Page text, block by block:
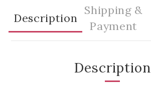
Description
Shipping &
Payment
Description